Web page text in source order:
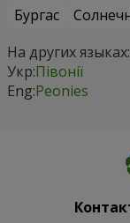
Бургас
На других языках:
Укр:Півонії
Eng:Peonies